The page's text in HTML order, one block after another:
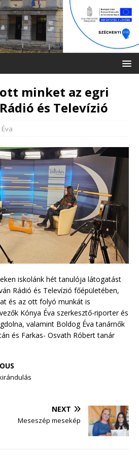
minket az egri
és Televízió
iskolánk hét tanulója látogatást
Rádió és Televízió főépületében,
és az ott folyó munkát is
Kónya Éva szerkesztő-riporter és
valamint Boldog Éva tanárnők
és Farkas- Osvath Róbert tanár
NEXT
Meseszép mesekép